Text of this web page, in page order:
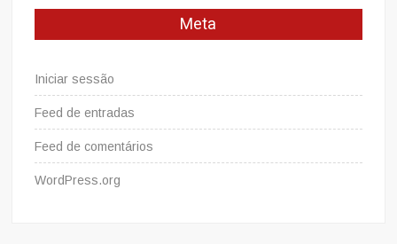
Meta
Iniciar sessão
Feed de entradas
Feed de comentários
WordPress.org